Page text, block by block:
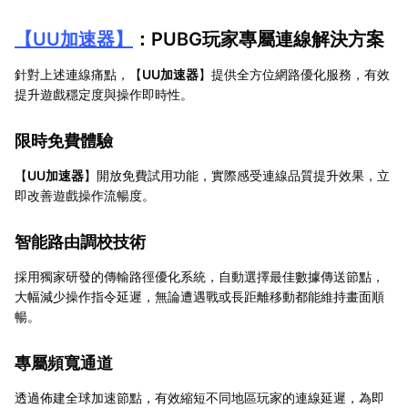
【UU加速器】 ：PUBG玩家專屬連線解決方案
針對上述連線痛點，【UU加速器】提供全方位網路優化服務，有效
提升遊戲穩定度與操作即時性。
限時免費體驗
【UU加速器】開放免費試用功能，實際感受連線品質提升效果，立
即改善遊戲操作流暢度。
智能路由調校技術
採用獨家研發的傳輸路徑優化系統，自動選擇最佳數據傳送節點，
大幅減少操作指令延遲，無論遭遇戰或長距離移動都能維持畫面順
暢。
專屬頻寬通道
透過佈建全球加速節點，有效縮短不同地區玩家的連線延遲，為即